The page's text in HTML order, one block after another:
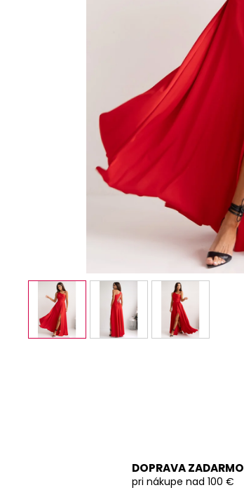
DOPRAVA ZADARMO
pri nákupe nad 100 €